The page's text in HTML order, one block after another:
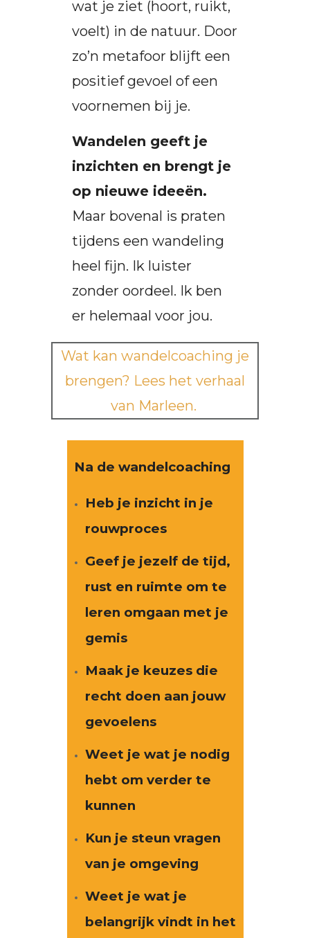
wat je ziet (hoort, ruikt,
voelt) in de natuur. Door
zo’n metafoor blijft een
positief gevoel of een
voornemen bij je.
Wandelen geeft je
inzichten en brengt je
op nieuwe ideeën.
Maar bovenal is praten
tijdens een wandeling
heel fijn. Ik luister
zonder oordeel. Ik ben
er helemaal voor jou.
Wat kan wandelcoaching je
brengen? Lees het verhaal
van Marleen.
Na de wandelcoaching
Heb je inzicht in je
rouwproces
Geef je jezelf de tijd,
rust en ruimte om te
leren omgaan met je
gemis
Maak je keuzes die
recht doen aan jouw
gevoelens
Weet je wat je nodig
hebt om verder te
kunnen
Kun je steun vragen
van je omgeving
Weet je wat je
belangrijk vindt in het